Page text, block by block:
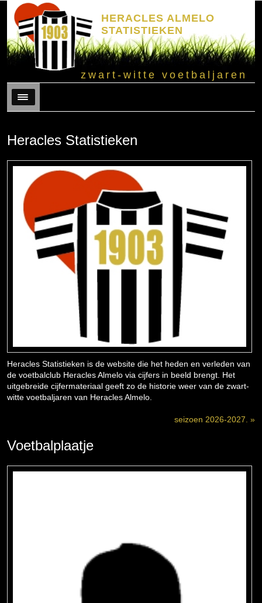
HERACLES ALMELO
STATISTIEKEN
zwart-witte voetbaljaren
Menu
Heracles Statistieken
Heracles Statistieken is de website die het heden en verleden van
de voetbalclub Heracles Almelo via cijfers in beeld brengt. Het
uitgebreide cijfermateriaal geeft zo de historie weer van de zwart-
witte voetbaljaren van Heracles Almelo.
seizoen 2026-2027. »
Voetbalplaatje